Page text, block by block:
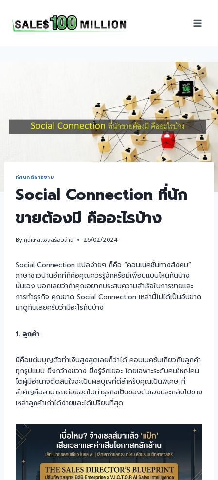
ทัศนคติการขาย
Social Connection ที่นัก
ขายต้องมี คืออะไรบ้าง
Byกูนี่แหละเซลล์ร้อยล้าน 26/02/2024
Social Connection แปลง่ายๆ ก็คือ “คอนเนคชั่นทางสังคม”
ภาษาชาวบ้านอีกทีก็คือคุณควรรู้จักหรือมีเพื่อนแบบไหนกันบ้าง
นั่นเอง บอกเลยว่าถ้าคุณอยากประสบความสำเร็จในการขายและ
การทำธุรกิจ คุณขาด Social Connection เหล่านี้ไม่ได้เป็นอันขาด
มาดูกันเลยครับว่ามีอะไรกันบ้าง
1. ลูกค้า
นี่คือแต้มบุญตัวทำเงินสูงสุดเลยก็ว่าได้ คอนเนคชั่นเกี่ยวกับลูกค้า
ทุกรูปแบบ ยิ่งกว้างขวาง ยิ่งรู้จักเยอะ โดยเฉพาะระดับคนใหญ่คน
โตผู้มีอำนาจตัดสินใจจะเป็นผลบุญที่ดีสำหรับคุณเป็นพิเศษ ที่
สำคัญคือสามารถต่อยอดไปทำธุรกิจเป็นของตัวเองและกลับไปขาย
เหล่าลูกค้าเก่าได้ง่ายและได้เปรียบที่สุด